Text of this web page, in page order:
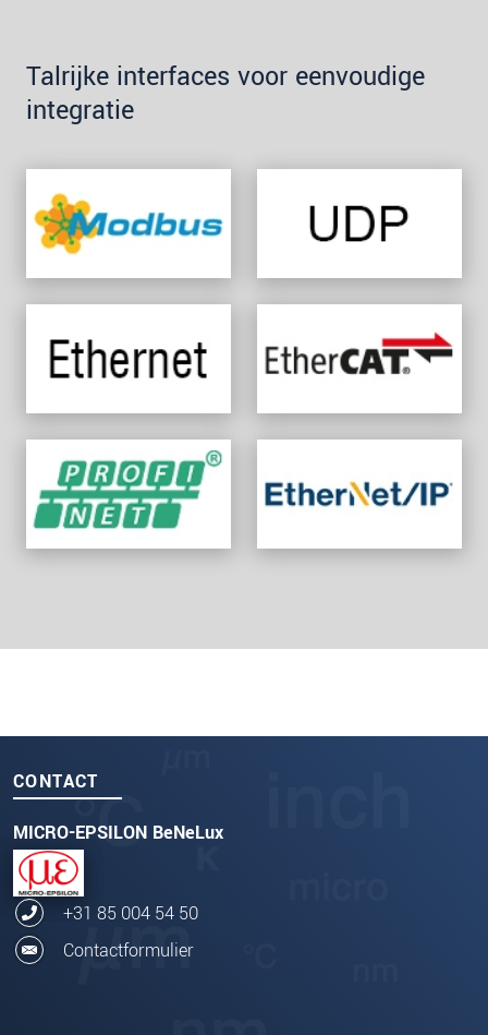
Talrijke interfaces voor eenvoudige
integratie
CONTACT
MICRO-EPSILON BeNeLux
+31 85 004 54 50
Contactformulier